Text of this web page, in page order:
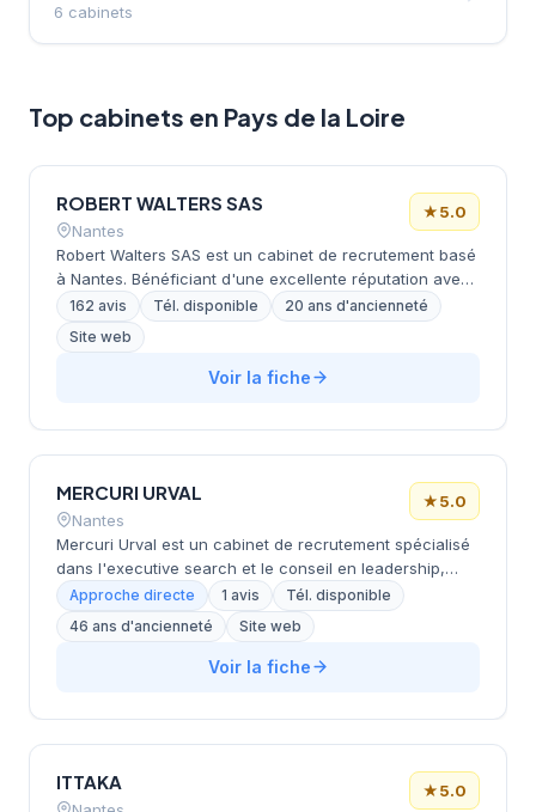
6 cabinets
Top cabinets en Pays de la Loire
ROBERT WALTERS SAS
Nantes
★5.0
Robert Walters SAS est un cabinet de recrutement basé
à Nantes. Bénéficiant d'une excellente réputation avec
une note de 5.0/5 sur 162 avis Google, il jouit de la
confiance de ses clients. L'absence de site web
disponible limite la connaissance détaillée de ses
spécialités et domaines d'intervention.
162 avis Tél. disponible
20 ans d'ancienneté
Site web
Voir la fiche
MERCURI URVAL
Nantes
★5.0
Mercuri Urval est un cabinet de recrutement spécialisé
dans l'executive search et le conseil en leadership,
implanté à Nantes. Fort de plus de 50 ans d'expérience,
le cabinet accompagne les organisations dans le
recrutement de dirigeants et le développement des
talents à travers une approche méthodologique
Approche directe 1 avis
Tél. disponible
46 ans d'ancienneté
Site web
Voir la fiche
ITTAKA ★5.0